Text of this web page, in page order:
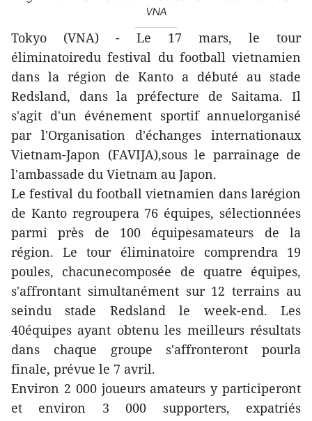
VNA
Tokyo (VNA) - Le 17 mars, le tour
éliminatoiredu festival du football vietnamien
dans la région de Kanto a débuté au stade
Redsland, dans la préfecture de Saitama. Il
s'agit d'un événement sportif annuelorganisé
par l'Organisation d'échanges internationaux
Vietnam-Japon (FAVIJA),sous le parrainage de
l'ambassade du Vietnam au Japon.
Le festival du football vietnamien dans larégion
de Kanto regroupera 76 équipes, sélectionnées
parmi près de 100 équipesamateurs de la
région. Le tour éliminatoire comprendra 19
poules, chacunecomposée de quatre équipes,
s'affrontant simultanément sur 12 terrains au
seindu stade Redsland le week-end. Les
40équipes ayant obtenu les meilleurs résultats
dans chaque groupe s'affronteront pourla
finale, prévue le 7 avril.
Environ 2 000 joueurs amateurs y participeront
et environ 3 000 supporters, expatriés